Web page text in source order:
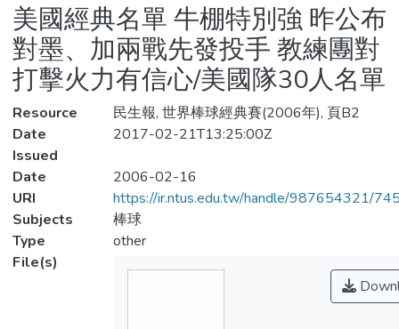
Statistics
美國經典名單 牛棚特別強 昨公布
對墨、加兩戰先發投手 教練團對
打擊火力有信心/美國隊30人名單
Resource
民生報, 世界棒球經典賽(2006年), 頁B2
Date
Issued
2017-02-21T13:25:00Z
Date
2006-02-16
URI
https://ir.ntus.edu.tw/handle/987654321/
Subjects
棒球
Type
other
File(s)